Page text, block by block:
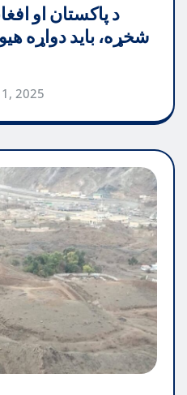
د پاکستان او
شخړه، باید دواړه
2025